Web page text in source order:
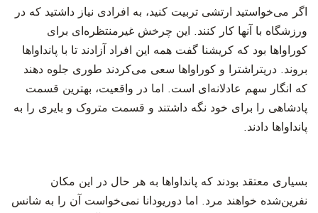
اگر می‌خواستید ارتشی تربیت کنید، به افرادی نیاز داشتید که در
ورزشگاه با آنها کار کنند. این چرخش غیرمنتظره‌ای برای
کوراواها بود که کریشنا گفت همه این افراد آزادند تا با پانداواها
بروند. دریتراشترا و کوراواها سعی می‌کردند طوری جلوه دهند
که انگار سهم عادلانه‌ای است. اما در واقعیت، بهترین قسمت
پادشاهی را برای خود نگه داشتند و قسمت متروک و بایری را به
پانداواها دادند.
‫بسیاری معتقد بودند که پانداواها به هر حال در این مکان
نفرین‌شده خواهند مرد. اما دوریودانا نمی‌خواست آن را به شانس